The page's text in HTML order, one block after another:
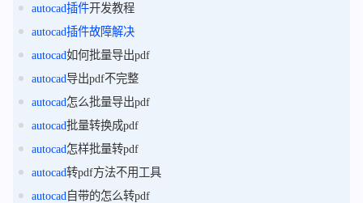
autocad插件开发教程
autocad插件故障解决
autocad如何批量导出pdf
autocad导出pdf不完整
autocad怎么批量导出pdf
autocad批量转换成pdf
autocad怎样批量转pdf
autocad转pdf方法不用工具
autocad 自带的怎么转pdf